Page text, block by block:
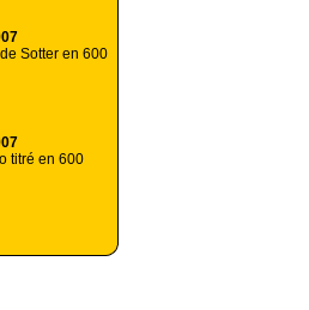
Sotter en 600
titré en 600